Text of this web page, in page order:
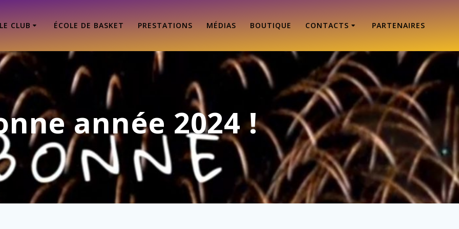
LE CLUB ÉCOLE DE BASKET PRESTATIONS MÉDIAS BOUTIQUE CONTACTS PARTENAIRES
année 2024 !